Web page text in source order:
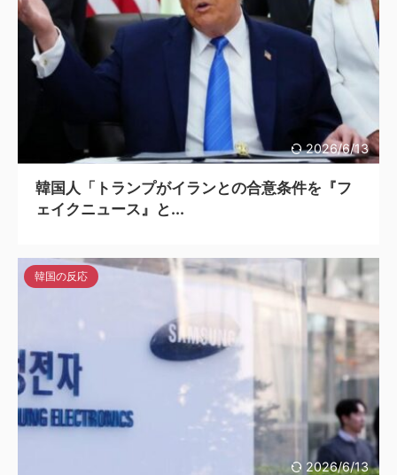
2026/6/13
韓国人「トランプがイランとの合意条件を『フ
ェイクニュース』と...
2026/6/13
韓国の反応